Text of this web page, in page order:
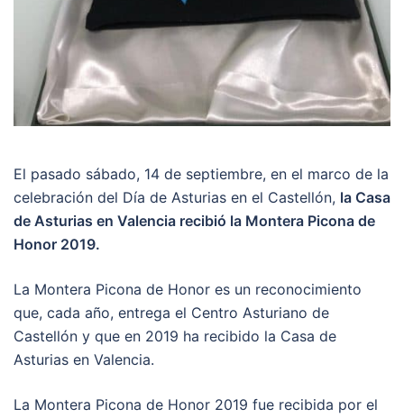
El pasado sábado, 14 de septiembre, en el marco de la
celebración del Día de Asturias en el Castellón, la Casa
de Asturias en Valencia recibió la Montera Picona de
Honor 2019.
La Montera Picona de Honor es un reconocimiento
que, cada año, entrega el Centro Asturiano de
Castellón y que en 2019 ha recibido la Casa de
Asturias en Valencia.
La Montera Picona de Honor 2019 fue recibida por el